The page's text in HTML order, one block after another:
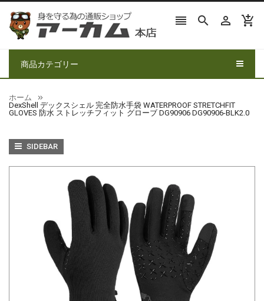
   
商品カテゴリー
ホーム
DexShell デックスシェル 完全防水手袋 WATERPROOF STRETCHFIT
GLOVES 防水 ストレッチフィット グローブ DG90906 DG90906-BLK2.0
SIDEBAR